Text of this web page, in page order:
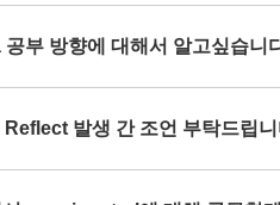
부 방향에 대해서 알고싶습니
Reflect 발생 간 조언 부탁드립